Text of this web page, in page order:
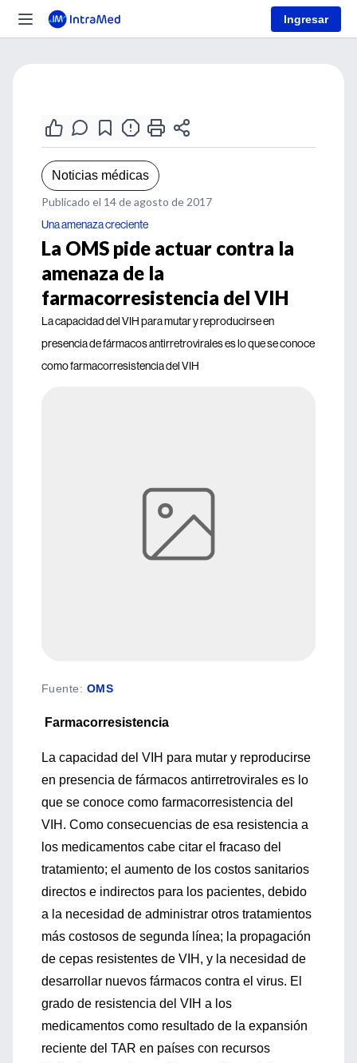
Ingresar
Noticias médicas
Publicado el 14 de agosto de 2017
Una amenaza creciente
La OMS pide actuar contra la
amenaza de la
farmacorresistencia del VIH
La capacidad del VIH para mutar y reproducirse en
presencia de fármacos antirretrovirales es lo que se conoce
como farmacorresistencia del VIH
Fuente: OMS
Farmacorresistencia
La capacidad del VIH para mutar y reproducirse
en presencia de fármacos antirretrovirales es lo
que se conoce como farmacorresistencia del
VIH. Como consecuencias de esa resistencia a
los medicamentos cabe citar el fracaso del
tratamiento; el aumento de los costos sanitarios
directos e indirectos para los pacientes, debido
a la necesidad de administrar otros tratamientos
más costosos de segunda línea; la propagación
de cepas resistentes de VIH, y la necesidad de
desarrollar nuevos fármacos contra el virus. El
grado de resistencia del VIH a los
medicamentos como resultado de la expansión
reciente del TAR en países con recursos